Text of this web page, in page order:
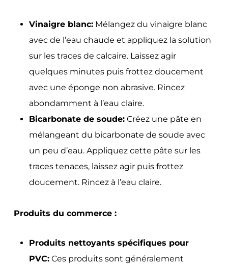
Vinaigre blanc:Mélangez du vinaigre blanc
avec de l’eau chaude et appliquez la solution
sur les traces de calcaire. Laissez agir
quelques minutes puis frottez doucement
avec une éponge non abrasive. Rincez
abondamment à l’eau claire.
Bicarbonate de soude:Créez une pâte en
mélangeant du bicarbonate de soude avec
un peu d’eau. Appliquez cette pâte sur les
traces tenaces, laissez agir puis frottez
doucement. Rincez à l’eau claire.
Produits du commerce :
Produits nettoyants spécifiques pour
PVC:Ces produits sont généralement